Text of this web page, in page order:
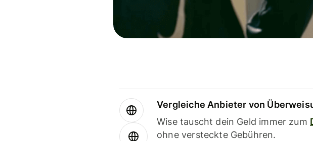
Vergleiche Anbieter von
Wise tauscht dein Geld immer zum
ohne versteckte Gebühren.